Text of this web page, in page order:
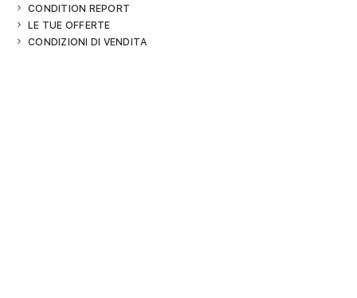
CONDITION REPORT
LE TUE OFFERTE
CONDIZIONI DI VENDITA